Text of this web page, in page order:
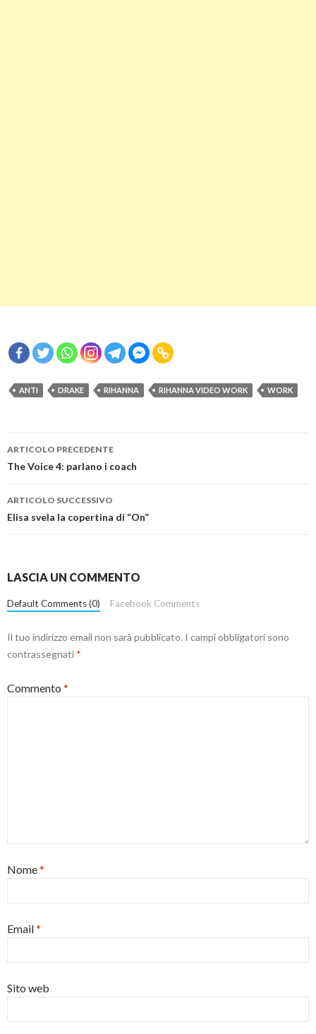
ANTI DRAKE RIHANNA RIHANNA VIDEO WORK WORK
Navigazione
articolo
ARTICOLO PRECEDENTE
The Voice 4: parlano i coach
ARTICOLO SUCCESSIVO
Elisa svela la copertina di “On”
LASCIA UN COMMENTO
Default Comments (0) Facebook Comments
Il tuo indirizzo email non sarà pubblicato. I campi obbligatori sono
contrassegnati *
Commento *
Nome*
Email*
Sito web